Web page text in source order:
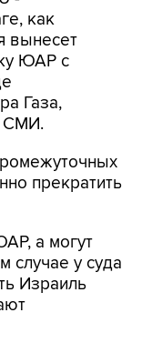
как
вынесет
ЮАР с
Газа,
СМИ.
прекратить
а могут
случае у суда
Израиль